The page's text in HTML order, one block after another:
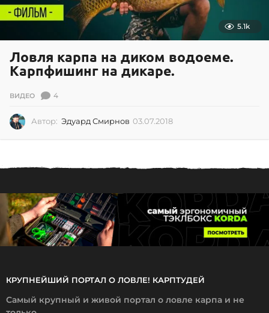
5.1k
Ловля карпа на диком водоеме.
Карпфишинг на дикаре.
ВИДЕО 4
Автор: Эдуард Смирнов 03.07.2018
7
1
8
КРУПНЕЙШИЙ ПОРТАЛ О ЛОВЛЕ! КАРПТУДЕЙ
Самый крупный и живой портал о ловле карпа и не